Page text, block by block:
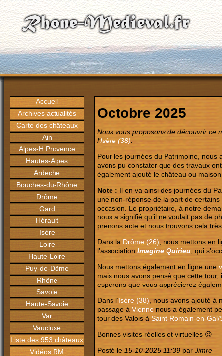
Accueil
Archives actualités
Carte des châteaux
Ain
Alpes-H.Provence
Hautes-Alpes
Ardeche
Bouches-du-Rhône
Drôme
Gard
Hérault
Isère
Loire
Haute-Loire
Puy-de-Dôme
Rhône
Savoie
Haute-Savoie
Var
Vaucluse
Liste des 953 châteaux
Vidéos RM
Octobre 2025
Nous vous proposons de découvrir ce
l’Isère (38)
Pour les journées du Patrimoine, nous
avons pu constater que des travaux
également ajouté le château ou
Note : Il en va ainsi des journées du
une non-réponse de la part de
occasion. Le propriétaire, à notre
nous a signifié qu’il ne voulait pas de
prenons acte et nous trouvons cela
Dans la Drôme (26) , nous mettons en
l’association Imagine Quirieu , qui
Nous mettons également en ligne une
mais nous avons pensé que cette
espérons que vous apprécierez
Dans l’Isère (38) , nous avons ajouté
passage à Vienne nous a également
tour des Valois à Saint-Romain-en-Gal/
Bonnes visites réelles et virtuelles 😉
Posté le 15-10-2025 11:39 par Jimre